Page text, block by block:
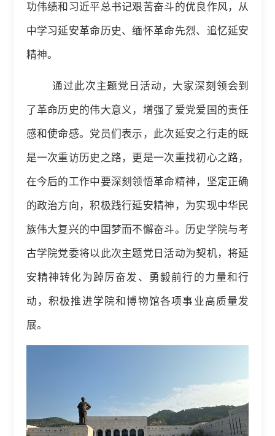
功伟绩和习近平总书记艰苦奋斗的优良作风，从
中学习延安革命历史、缅怀革命先烈、追忆延安
精神。
通过此次主题党日活动，大家深刻领会到
了革命历史的伟大意义，增强了爱党爱国的责任
感和使命感。党员们表示，此次延安之行走的既
是一次重访历史之路，更是一次重找初心之路，
在今后的工作中要深刻领悟革命精神，坚定正确
的政治方向，积极践行延安精神，为实现中华民
族伟大复兴的中国梦而不懈奋斗。历史学院与考
古学院党委将以此次主题党日活动为契机，将延
安精神转化为踔厉奋发、勇毅前行的力量和行
动，积极推进学院和博物馆各项事业高质量发
展。